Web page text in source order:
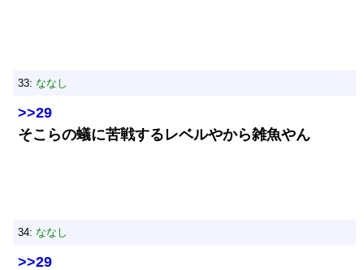
33: ななし
>>29
そこらの蟻に苦戦するレベルやから雑魚やん
34: ななし
>>29